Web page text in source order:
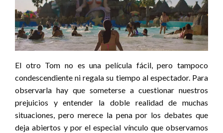
El otro Tom no es una película fácil, pero tampoco
condescendiente ni regala su tiempo al espectador. Para
observarla hay que someterse a cuestionar nuestros
prejuicios y entender la doble realidad de muchas
situaciones, pero merece la pena por los debates que
deja abiertos y por el especial vínculo que observamos